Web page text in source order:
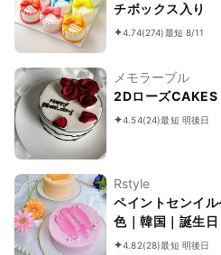
チボックス入り
4.74(274)最短 8/11
メモラーブル
2DローズCAKES
4.54(24)最短 明後日
Rstyle
ペイントセンイ
色｜韓国｜誕生
で✧》
4.82(28)最短 明後日